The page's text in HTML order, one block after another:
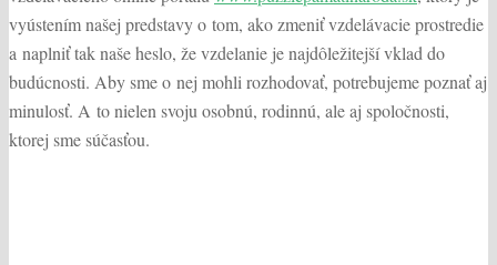
vyústením našej predstavy o tom, ako zmeniť vzdelávacie prostredie
a naplniť tak naše heslo, že vzdelanie je najdôležitejší vklad do
budúcnosti. Aby sme o nej mohli rozhodovať, potrebujeme poznať aj
minulosť. A to nielen svoju osobnú, rodinnú, ale aj spoločnosti,
ktorej sme súčasťou.